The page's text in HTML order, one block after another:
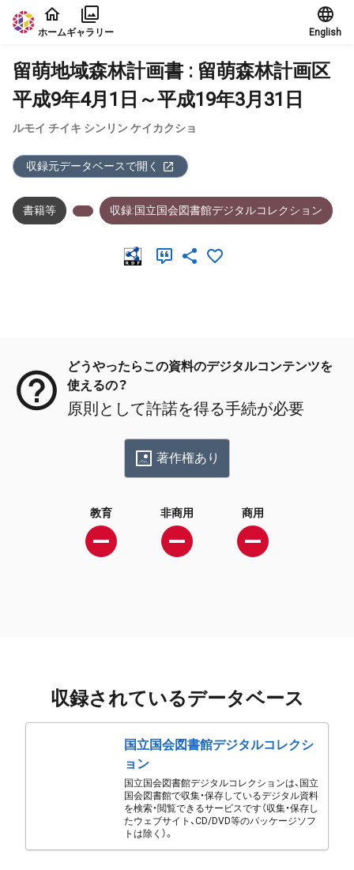
本文に飛ぶ
ホームギャラリー English
留萌地域森林計画書 : 留萌森林計画区
平成9年4月1日～平成19年3月31日
ルモイ チイキ シンリン ケイカクショ
収録元データベースで開く
書籍等 収録:国立国会図書館デジタルコレクション
どうやったらこの資料のデジタルコンテンツを
使えるの？
原則として許諾を得る手続が必要
著作権あり
教育 非商用 商用
収録されているデータベース
国立国会図書館デジタルコレクシ
ョン
国立国会図書館デジタルコレクションは、国立
国会図書館で収集・保存しているデジタル資料
を検索・閲覧できるサービスです（収集・保存し
たウェブサイト、CD/DVD等のパッケージソフ
トは除く）。